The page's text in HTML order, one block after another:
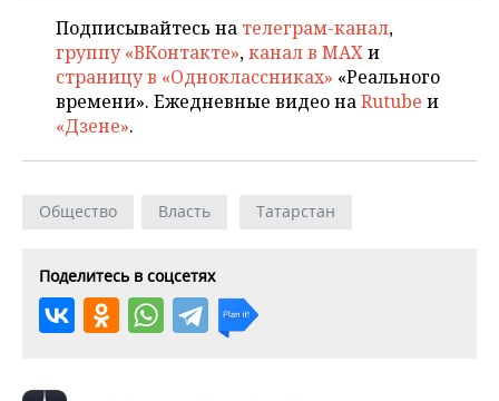
ОПК
ЭНЕРГЕТИКА
ТРАНСПОРТ
УСЛУГИ
МЕДИА
ТЕЛЕКОММУНИКАЦИИ
НОВОСТИ МЕРОПРИЯТИЙ
ВЫЕЗДНАЯ РЕДАКЦИЯ
БИЗНЕС-БРАНЧИ
СПОРТ
НОВОСТИ СПОРТА
ФУТБОЛ
ВОЛЕЙБОЛ
КИБЕРСПОРТ
ОБЩЕСТВО
НОВОСТИ ОБЩЕСТВА
ИСТОРИЯ
КУЛЬТУРА
ФОТОГАЛЕРЕЯ
СПИСОК ПЕРСОН
СПИСОК КОМПАНИЙ
ПОЛНАЯ ВЕРСИЯ
Подписывайтесь на телеграм-канал,
группу «ВКонтакте»,канал в MAXи
страницу в «Одноклассниках» «Реального
времени». Ежедневные видео наRutube и
«Дзене».
Общество Власть Татарстан
Поделитесь в соцсетях